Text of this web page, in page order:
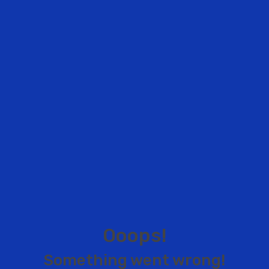
Ooops!
Something went wrong!